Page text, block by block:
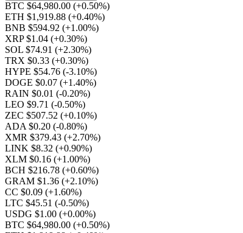
BTC $64,980.00 (+0.50%)
ETH $1,919.88 (+0.40%)
BNB $594.92 (+1.00%)
XRP $1.04 (+0.30%)
SOL $74.91 (+2.30%)
TRX $0.33 (+0.30%)
HYPE $54.76 (-3.10%)
DOGE $0.07 (+1.40%)
RAIN $0.01 (-0.20%)
LEO $9.71 (-0.50%)
ZEC $507.52 (+0.10%)
ADA $0.20 (-0.80%)
XMR $379.43 (+2.70%)
LINK $8.32 (+0.90%)
XLM $0.16 (+1.00%)
BCH $216.78 (+0.60%)
GRAM $1.36 (+2.10%)
CC $0.09 (+1.60%)
LTC $45.51 (-0.50%)
USDG $1.00 (+0.00%)
BTC $64,980.00 (+0.50%)